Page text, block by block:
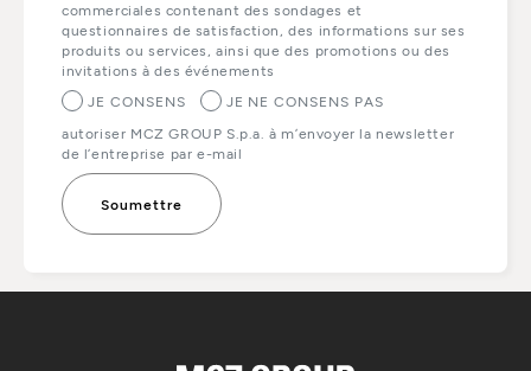
commerciales contenant des sondages et
questionnaires de satisfaction, des informations sur ses
produits ou services, ainsi que des promotions ou des
invitations à des événements
JE CONSENS
JE NE CONSENS PAS
autoriser MCZ GROUP S.p.a. à m’envoyer la newsletter
de l’entreprise par e-mail